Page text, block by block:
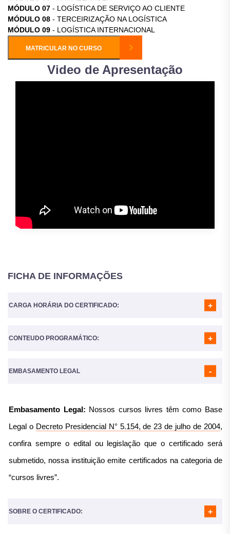
MÓDULO 07 - LOGÍSTICA DE SERVIÇO AO CLIENTE
MÓDULO 08 - TERCEIRIZAÇÃO NA LOGÍSTICA
MÓDULO 09 - LOGÍSTICA INTERNACIONAL
MATRICULAR NO CURSO
Video de Apresentação
FICHA DE INFORMAÇÕES
CARGA HORÁRIA DO CERTIFICADO:
CONTEUDO PROGRAMÁTICO:
MÓDULO 02- PREVISÃO DE DEMANDA
MÓDULO 05- PLANEJAMENTO DE SUPRIMENTOS
MÓDULO 07- LOGÍSTICA DE SERVIÇO AO CLIENTE
MÓDULO 08- TERCEIRIZAÇÃO NA LOGÍSTICA
EMBASAMENTO LEGAL
Embasamento Legal: Nossos cursos livres têm como Base
Legal o Decreto Presidencial N° 5.154, de 23 de julho de 2004,
confira sempre o edital ou legislação que o certificado será
submetido, nossa instituição emite certificados na categoria de
“cursos livres”.
SOBRE O CERTIFICADO: